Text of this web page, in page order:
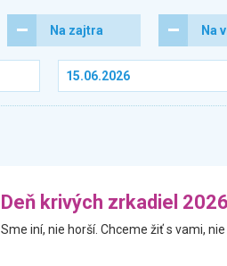
Na zajtra Na
Deň krivých zrkadiel 2026
Sme iní, nie horší. Chceme žiť s vami,